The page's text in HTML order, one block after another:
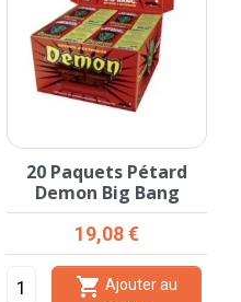
20 Paquets Pétard
Demon Big Bang
Prix
19,08 €
 Ajouter au